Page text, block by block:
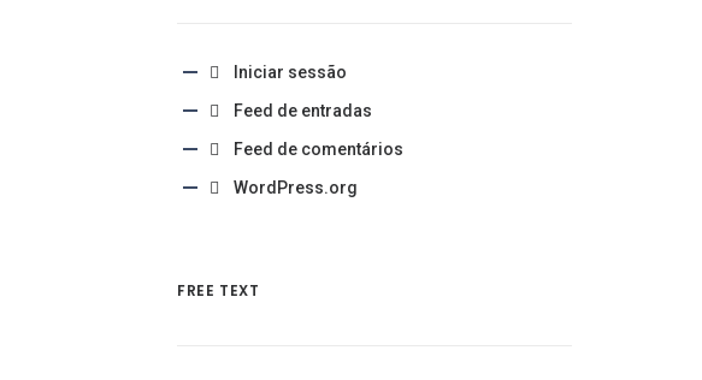
Iniciar sessão
Feed de entradas
Feed de comentários
WordPress.org
FREE TEXT